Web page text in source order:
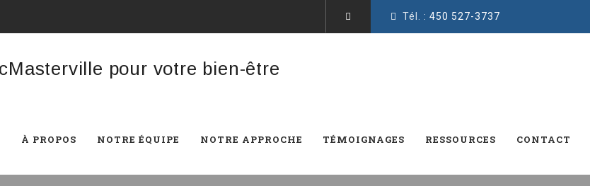
Tél. : 450 527-3737
À PROPOS NOTRE ÉQUIPE NOTRE APPROCHE TÉMOIGNAGES RESSOURCES CONTACT